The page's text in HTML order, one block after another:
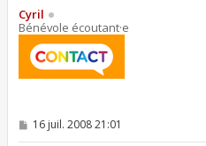
Cyril
Bénévole écoutant·e
M16 juil. 2008 21:01